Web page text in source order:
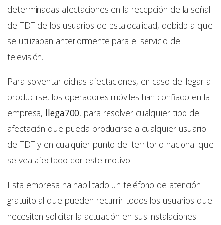
determinadas afectaciones en la recepción de la señal
de TDT de los usuarios de estalocalidad, debido a que
se utilizaban anteriormente para el servicio de
televisión.
Para solventar dichas afectaciones, en caso de llegar a
producirse, los operadores móviles han confiado en la
empresa, llega700, para resolver cualquier tipo de
afectación que pueda producirse a cualquier usuario
de TDT y en cualquier punto del territorio nacional que
se vea afectado por este motivo.
Esta empresa ha habilitado un teléfono de atención
gratuito al que pueden recurrir todos los usuarios que
necesiten solicitar la actuación en sus instalaciones